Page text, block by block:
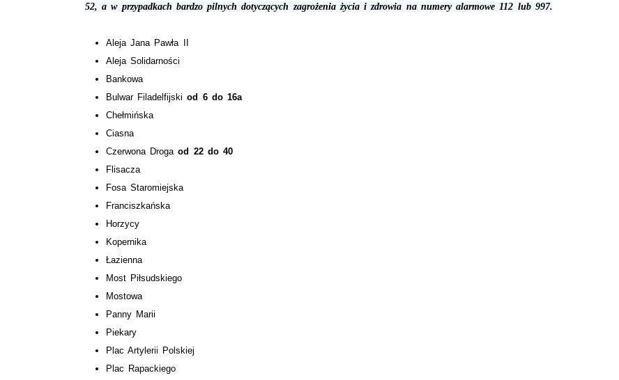
52, a w przypadkach bardzo pilnych dotyczących zagrożenia życia i zdrowia na numery alarmowe 112 lub 997.
Aleja Jana Pawła II
Aleja Solidarności
Bankowa
Bulwar Filadelfijskiod 6 do 16a
Chełmińska
Ciasna
Czerwona Drogaod 22 do 40
Flisacza
Fosa Staromiejska
Franciszkańska
Horzycy
Kopernika
Łazienna
Most Piłsudskiego
Mostowa
Panny Marii
Piekary
Plac Artylerii Polskiej
Plac Rapackiego